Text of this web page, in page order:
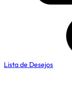
Lista de Desejos